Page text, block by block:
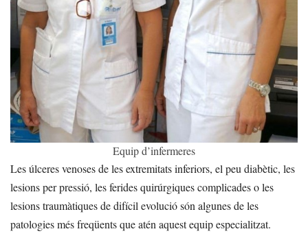
Equip d’infermeres
Les úlceres venoses de les extremitats inferiors, el peu diabètic, les
lesions per pressió, les ferides quirúrgiques complicades o les
lesions traumàtiques de difícil evolució són algunes de les
patologies més freqüents que atén aquest equip especialitzat.